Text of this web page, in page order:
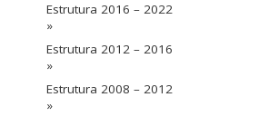
Estrutura 2016 – 2022
»
Estrutura 2012 – 2016
»
Estrutura 2008 – 2012
»